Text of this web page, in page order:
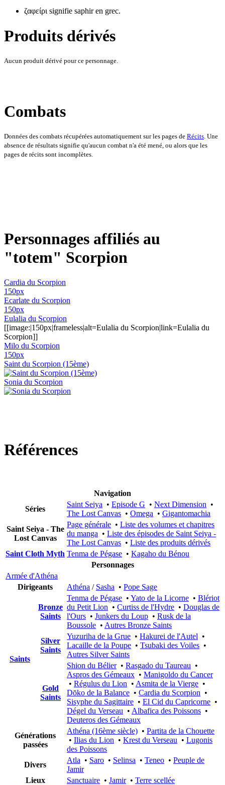
ζαφείρι signifie saphir en grec.
Produits dérivés
Aucun produit dérivé pour ce personnage.
Combats
Données des combats récupérées automatiquement sur les pages de Récits . Une
absence de résultats signifie qu'aucun combat n'a été mené, ou alors que les
pages de récits sont incomplètes.
Personnages affiliés au
"totem" Scorpion
Cardia du Scorpion
150px
Ecarlate du Scorpion
150px
Eulalia du Scorpion
[[image:|150px|frameless|alt=Eulalia du Scorpion|link=Eulalia du
Scorpion]]
Milo du Scorpion
150px
Saint du Scorpion (15ème)
Sonia du Scorpion
Références
Navigation
Séries
Saint Seiya • Episode G • Next Dimension •
The Lost Canvas • Omega • Gigantomachia
Saint Seiya - The
Lost Canvas
Page générale • Liste des volumes et chapitres
du manga • Liste des épisodes de Saint Seiya -
The Lost Canvas • Liste des produits dérivés
Saint Cloth Myth Tenma de Pégase • Kagaho du Bénou
Personnages
Armée d'Athéna
Dirigeants
Athéna / Sasha • Pope Sage
Saints
Bronze
Saints
Tenma de Pégase • Yato de la Licorne • Blériot
du Petit Lion • Curtiss de l'Hydre • Douglas de
l'Ours • Junkers du Loup • Rusk de la
Boussole • Autres Bronze Saints
Silver
Saints
Yuzuriha de la Grue • Hakurei de l'Autel •
Lacaille de la Poupe • Tsubaki des Voiles •
Autres Silver Saints
Gold
Saints
Shion du Bélier• Rasgado du Taureau •
Aspros des Gémeaux • Manigoldo du Cancer
• Régulus du Lion • Asmita de la Vierge •
Dōko de la Balance • Cardia du Scorpion •
Sisyphe du Sagittaire • El Cid du Capricorne •
Dégel du Verseau • Albafica des Poissons •
Deuteros des Gémeaux
Générations
passées
Athéna (16ème siècle) • Partita de la Chouette
• Ilias du Lion • Krest du Verseau • Lugonis
des Poissons
Divers
Atla • Saro • Selinsa • Teneo • Peuple de
Jamir
Lieux
Sanctuaire • Jamir• Terre scellée